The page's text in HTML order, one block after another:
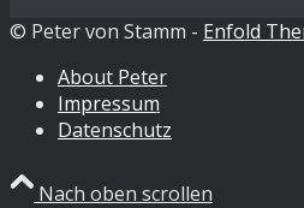
© Peter von Stamm - Enfold
About Peter
Impressum
Datenschutz
Nach oben scrollen